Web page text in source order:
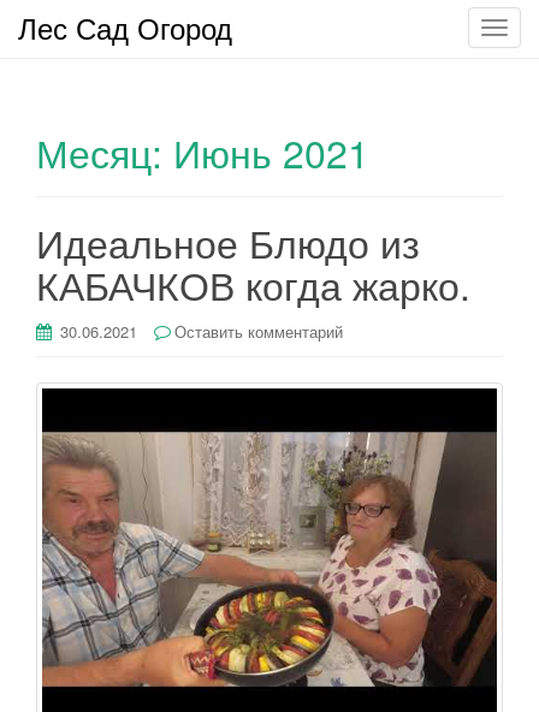
П
т
а
и
Лес Сад Огород
Месяц: Июнь 2021
Идеальное Блюдо из
КАБАЧКОВ когда жарко.
30.06.2021 Оставить комментарий